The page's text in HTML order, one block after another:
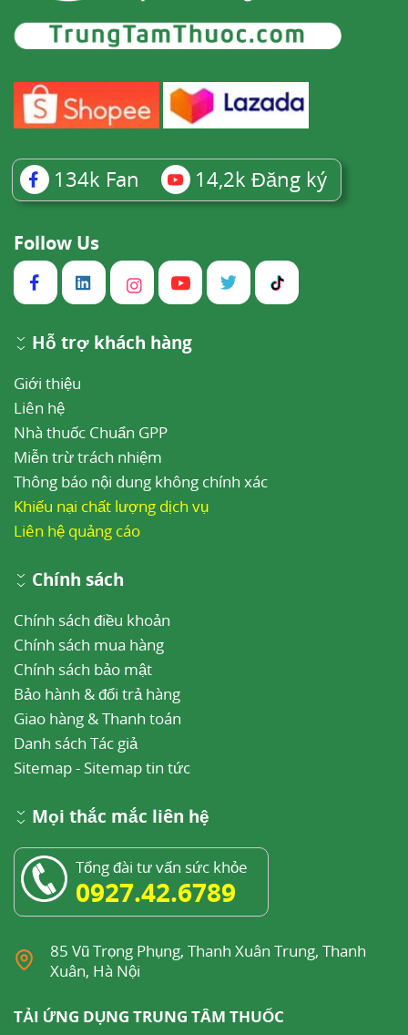
134k Fan 14,2k Đăng ký
Follow Us
Hỗ trợ khách hàng
Giới thiệu
Liên hệ
Nhà thuốc Chuẩn GPP
Miễn trừ trách nhiệm
Thông báo nội dung không chính xác
Khiếu nại chất lượng dịch vụ
Liên hệ quảng cáo
Chính sách
Chính sách điều khoản
Chính sách mua hàng
Chính sách bảo mật
Bảo hành & đổi trả hàng
Giao hàng & Thanh toán
Danh sách Tác giả
Sitemap- Sitemap tin tức
Mọi thắc mắc liên hệ
Tổng đài tư vấn sức khỏe
0927.42.6789
85 Vũ Trọng Phụng, Thanh Xuân Trung, Thanh
Xuân, Hà Nội
TẢI ỨNG DỤNG TRUNG TÂM THUỐC